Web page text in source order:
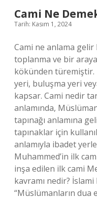
Cami Ne
Tarih: Kasım 1, 2024
Cami ne anlama gelir
toplanma ve bir
kökünden türemiştir.
yeri, buluşma yeri
kapsar. Cami nedir
anlamında,
tapınağı anlamına
tapınaklar için
anlamıyla ibadet
Muhammed’in ilk
inşa edilen ilk cami
kavramı nedir?
“Müslümanların dua